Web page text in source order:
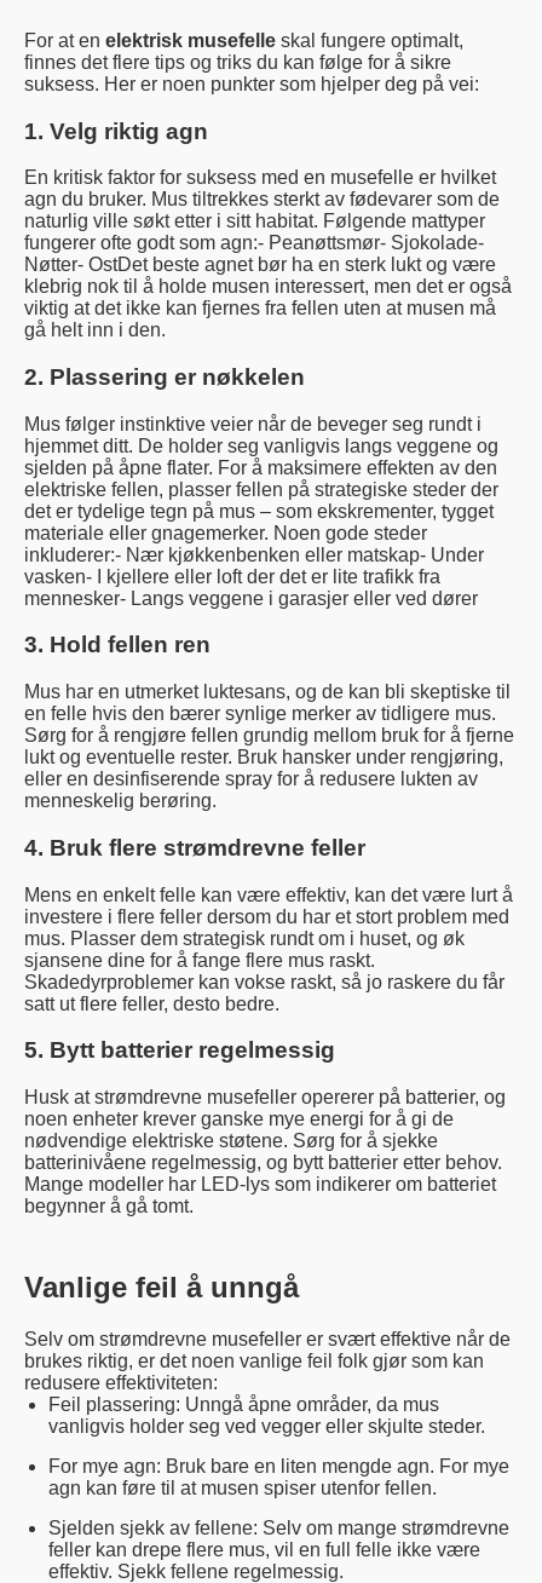
For at en elektrisk musefelle skal fungere optimalt,
finnes det flere tips og triks du kan følge for å sikre
suksess. Her er noen punkter som hjelper deg på vei:
1. Velg riktig agn
En kritisk faktor for suksess med en musefelle er hvilket
agn du bruker. Mus tiltrekkes sterkt av fødevarer som de
naturlig ville søkt etter i sitt habitat. Følgende mattyper
fungerer ofte godt som agn:- Peanøttsmør- Sjokolade-
Nøtter- OstDet beste agnet bør ha en sterk lukt og være
klebrig nok til å holde musen interessert, men det er også
viktig at det ikke kan fjernes fra fellen uten at musen må
gå helt inn i den.
2. Plassering er nøkkelen
Mus følger instinktive veier når de beveger seg rundt i
hjemmet ditt. De holder seg vanligvis langs veggene og
sjelden på åpne flater. For å maksimere effekten av den
elektriske fellen, plasser fellen på strategiske steder der
det er tydelige tegn på mus – som ekskrementer, tygget
materiale eller gnagemerker. Noen gode steder
inkluderer:- Nær kjøkkenbenken eller matskap- Under
vasken- I kjellere eller loft der det er lite trafikk fra
mennesker- Langs veggene i garasjer eller ved dører
3. Hold fellen ren
Mus har en utmerket luktesans, og de kan bli skeptiske til
en felle hvis den bærer synlige merker av tidligere mus.
Sørg for å rengjøre fellen grundig mellom bruk for å fjerne
lukt og eventuelle rester. Bruk hansker under rengjøring,
eller en desinfiserende spray for å redusere lukten av
menneskelig berøring.
4. Bruk flere strømdrevne feller
Mens en enkelt felle kan være effektiv, kan det være lurt å
investere i flere feller dersom du har et stort problem med
mus. Plasser dem strategisk rundt om i huset, og øk
sjansene dine for å fange flere mus raskt.
Skadedyrproblemer kan vokse raskt, så jo raskere du får
satt ut flere feller, desto bedre.
5. Bytt batterier regelmessig
Husk at strømdrevne musefeller opererer på batterier, og
noen enheter krever ganske mye energi for å gi de
nødvendige elektriske støtene. Sørg for å sjekke
batterinivåene regelmessig, og bytt batterier etter behov.
Mange modeller har LED-lys som indikerer om batteriet
begynner å gå tomt.
Vanlige feil å unngå
Selv om strømdrevne musefeller er svært effektive når de
brukes riktig, er det noen vanlige feil folk gjør som kan
redusere effektiviteten:
Feil plassering: Unngå åpne områder, da mus
vanligvis holder seg ved vegger eller skjulte steder.
For mye agn: Bruk bare en liten mengde agn. For mye
agn kan føre til at musen spiser utenfor fellen.
Sjelden sjekk av fellene: Selv om mange strømdrevne
feller kan drepe flere mus, vil en full felle ikke være
effektiv. Sjekk fellene regelmessig.